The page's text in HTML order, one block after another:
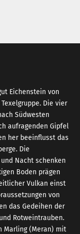
Eichenstein von
Die vier
Südwesten
aufragenden Gipfel
her beeinflusst das
Die
Nacht schenken
Boden prägen
Vulkan einst
von
das Gedeihen der
Rotweintrauben.
Marling (Meran) mit